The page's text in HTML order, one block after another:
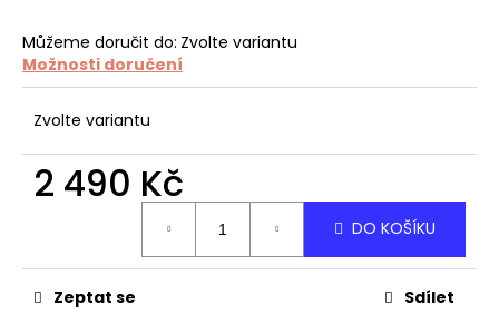
Můžeme doručit do: Zvolte variantu
Možnosti doručení
Zvolte variantu
2 490 Kč
DO KOŠÍKU
Zeptat se Sdílet
D
o
p
o